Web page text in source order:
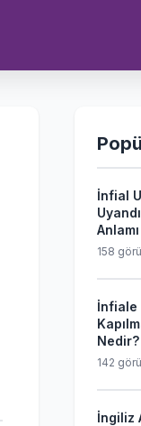
İnfial
158
İnfiale
Nedir?
142
İngiliz